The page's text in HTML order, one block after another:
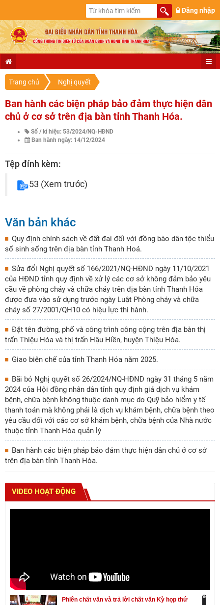
Đăng nhập
Trang chủ Nghị quyết
Ban hành các biện pháp bảo đảm thực hiện dân
chủ ở cơ sở trên địa bàn tỉnh Thanh Hóa.
Số / kí hiệu: 53/2024/NQ-HĐND
Ban hành ngày: 14/12/2024
Tệp đính kèm:
53 (Xem trước)
Văn bản khác
Quy định chính sách về đất đai đối với đồng bào dân tộc thiểu
số sinh sống trên địa bàn tỉnh Thanh Hoá.
Sửa đổi Nghị quyết số 166/2021/NQ-HĐND ngày 11/10/2021
của HĐND tỉnh quy định về xử lý các cơ sở không đảm bảo yêu
cầu về phòng cháy và chữa cháy trên địa bàn tỉnh Thanh Hóa
được đưa vào sử dụng trước ngày Luật Phòng cháy và chữa
cháy số 27/2001/QH10 có hiệu lực thi hành.
Đặt tên đường, phố và công trình công cộng trên địa bàn thị
trấn Thiệu Hóa và thị trấn Hậu Hiền, huyện Thiệu Hóa.
Giao biên chế của tỉnh Thanh Hóa năm 2025.
Bãi bỏ Nghị quyết số 26/2024/NQ-HĐND ngày 31 tháng 5 năm
2024 của Hội đồng nhân dân tỉnh quy định giá dịch vụ khám
bệnh, chữa bệnh không thuộc danh mục do Quỹ bảo hiểm y tế
thanh toán mà không phải là dịch vụ khám bệnh, chữa bệnh theo
yêu cầu đối với các cơ sở khám bệnh, chữa bệnh của Nhà nước
thuộc tỉnh Thanh Hóa quản lý
Ban hành các biện pháp bảo đảm thực hiện dân chủ ở cơ sở
trên địa bàn tỉnh Thanh Hóa.
VIDEO HOẠT ĐỘNG
Phiên chất vấn và trả lời chất vấn Kỳ họp thứ